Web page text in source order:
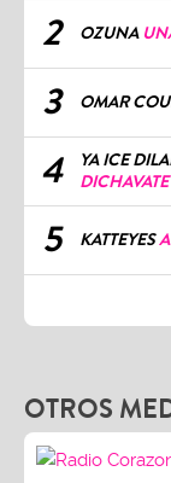
2 OZUNA
3 OMAR
4
YA ICE
DICHAVATE
5 KATTEYES